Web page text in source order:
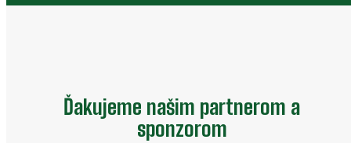
Ďakujeme našim partnerom a
sponzorom